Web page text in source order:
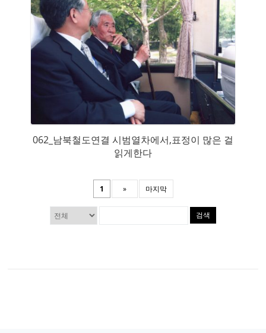
062_남북철도연결 시범열차에서,표정이 많은 걸
읽게한다
1 » 마지막
검색